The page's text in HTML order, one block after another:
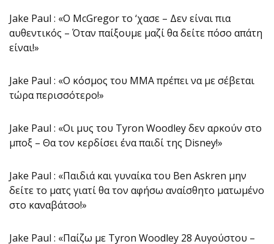
Jake Paul : «Ο McGregor το ‘χασε – Δεν είναι πια
αυθεντικός – Όταν παίξουμε μαζί θα δείτε πόσο απάτη
είναι!»
Jake Paul : «Ο κόσμος του ΜΜΑ πρέπει να με σέβεται
τώρα περισσότερο!»
Jake Paul : «Οι μυς του Tyron Woodley δεν αρκούν στο
μποξ – Θα τον κερδίσει ένα παιδί της Disney!»
Jake Paul : «Παιδιά και γυναίκα του Ben Askren μην
δείτε το ματς γιατί θα τον αφήσω αναίσθητο ματωμένο
στο καναβάτσο!»
Jake Paul : «Παίζω με Tyron Woodley 28 Aυγούστου –